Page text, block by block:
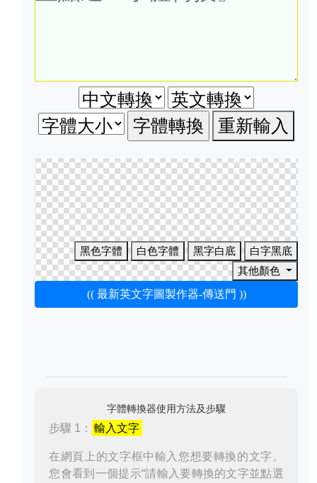
重新輸入
黑色字體 白色字體 黑字白底
白字黑底
其他顏色
(( 最新英文字圖製作器-傳送門 ))
字體轉換器使用方法及步驟
步驟 1： 輸入文字
在網頁上的文字框中輸入您想要轉換的文字。
您會看到一個提示“請輸入要轉換的文字並點選